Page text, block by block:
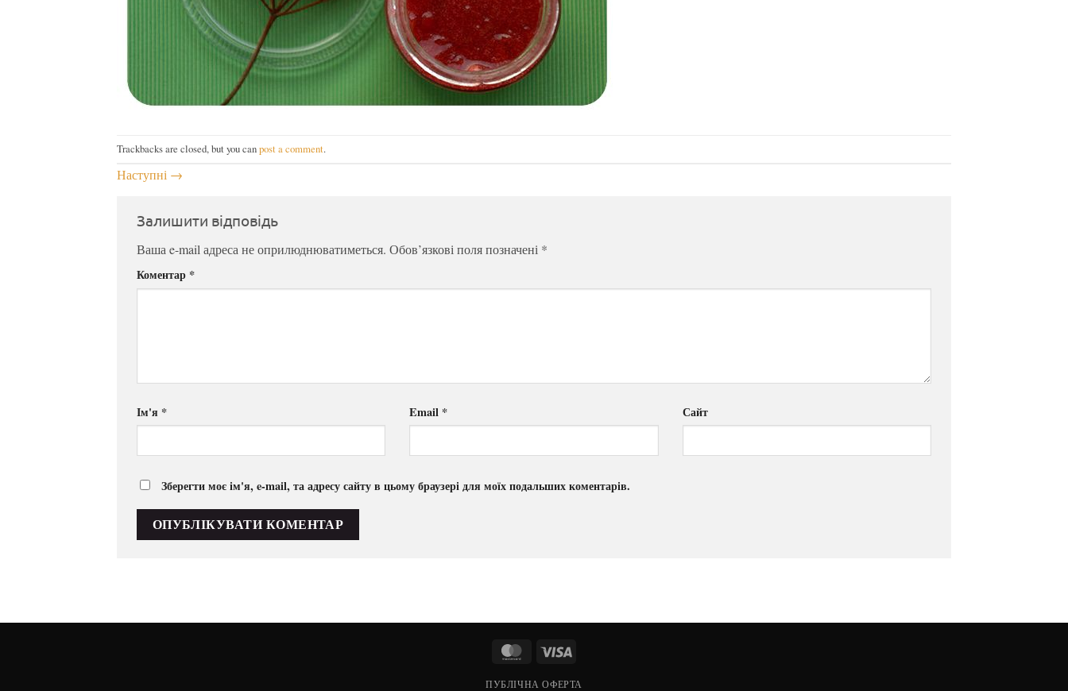
Trackbacks are closed, but you canpost a comment.
Наступні →
Залишити відповідь
Ваша e-mail адреса не оприлюднюватиметься. Обов’язкові поля позначені *
Коментар *
Ім'я * Email * Сайт
Зберегти моє ім'я, e-mail, та адресу сайту в цьому браузері для моїх подальших коментарів.
MasterCard
ПУБЛІЧНА ОФЕРТА